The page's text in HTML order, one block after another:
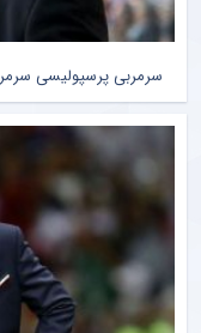
سرمربی پرسپولیسی